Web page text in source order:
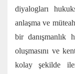
diyalogları
anlaşma ve
bir danışmanlık
oluşmasını ve
kolay şekilde